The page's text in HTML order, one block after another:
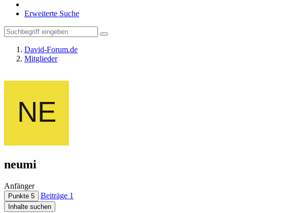
Erweiterte Suche
David-Forum.de
Mitglieder
neumi
Anfänger
Punkte 5 Beiträge 1
Inhalte suchen